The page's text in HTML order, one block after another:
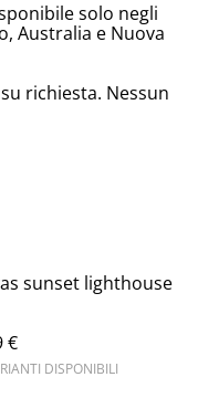
solo negli
Australia e Nuova
richiesta. Nessun
sunset lighthouse
€
DISPONIBILI